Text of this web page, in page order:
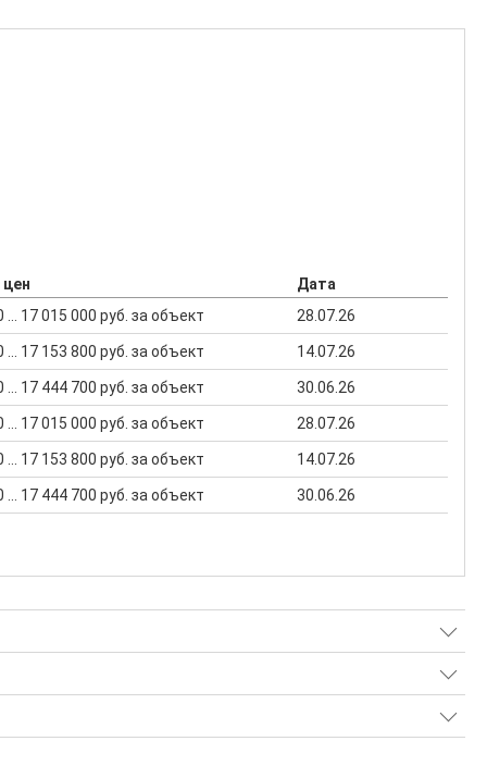
цен
Дата
... 17 015 000 руб. за объект 28.07.26
... 17 153 800 руб. за объект 14.07.26
... 17 444 700 руб. за объект 30.06.26
... 17 015 000 руб. за объект 28.07.26
... 17 153 800 руб. за объект 14.07.26
... 17 444 700 руб. за объект 30.06.26